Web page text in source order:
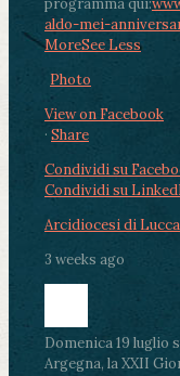
programma qui:
aldo-mei-
MoreSee Less
Photo
View on Facebook
· Share
Condividi su
Condividi su
Arcidiocesi di Lucca
3 weeks ago
Domenica 19 luglio
Argegna, la XXII